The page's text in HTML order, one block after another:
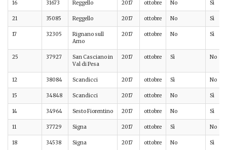
16 31673 Reggello 2017 ottobre No Sì
21 35085 Reggello 2017 ottobre No Sì
17 32305
Rignano sull
Arno
2017 ottobre No Sì
25 37927
San Casciano in
Val di Pesa
2017 ottobre Sì No
12 38084 Scandicci 2017 ottobre Sì No
15 34848 Scandicci 2017 ottobre No Sì
14 34964 Sesto Fiorentino 2017 ottobre No Sì
11 37729 Signa 2017 ottobre Sì No
18 34538 Signa 2017 ottobre No Sì